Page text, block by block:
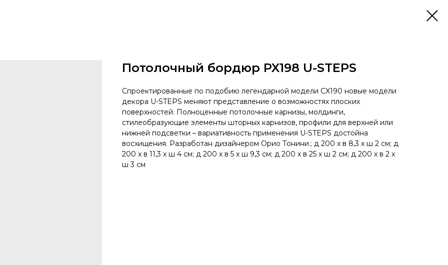
Потолочный бордюр PX198 U-STEPS
Спроектированные по подобию легендарной модели CX190 новые модели
декора U-STEPS меняют представление о возможностях плоских
поверхностей. Полноценные потолочные карнизы, молдинги,
стилеобразующие элементы шторных карнизов, профили для верхней или
нижней подсветки – вариативность применения U-STEPS достойна
восхищения. Разработан дизайнером Орио Тонини.; д 200 x в 8,3 x ш 2 см; д
200 x в 11,3 x ш 4 см; д 200 x в 5 x ш 9,3 см; д 200 x в 25 x ш 2 см; д 200 x в 2 x
ш 3 см